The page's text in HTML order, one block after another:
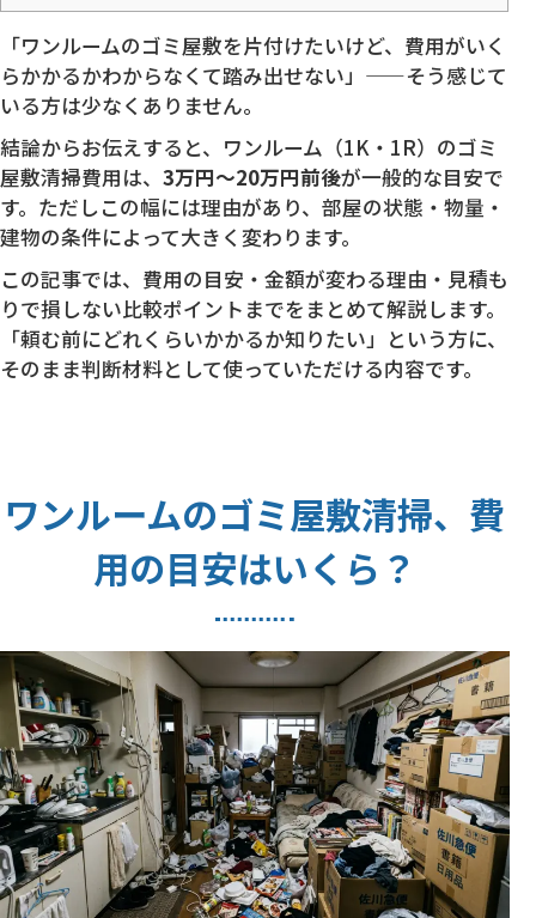
「ワンルームのゴミ屋敷を片付けたいけど、費用がいく
らかかるかわからなくて踏み出せない」——そう感じて
いる方は少なくありません。
結論からお伝えすると、ワンルーム（1K・1R）のゴミ
屋敷清掃費用は、 3万円〜20万円前後が一般的な目安で
す。ただしこの幅には理由があり、部屋の状態・物量・
建物の条件によって大きく変わります。
この記事では、費用の目安・金額が変わる理由・見積も
りで損しない比較ポイントまでをまとめて解説します。
「頼む前にどれくらいかかるか知りたい」という方に、
そのまま判断材料として使っていただける内容です。
ワンルームのゴミ屋敷清掃、費
用の目安はいくら？